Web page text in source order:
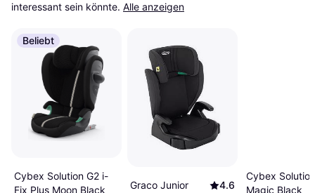
interessant sein könnte. Alle anzeigen
Beliebt
Cybex Solution G2 i-
Fix Plus Moon Black
Graco Junior
4.6
Cybex
Magic Black